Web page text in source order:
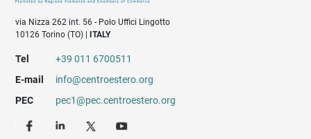
via Nizza 262 int. 56 - Polo Uffici Lingotto
10126 Torino (TO) |
ITALY
Tel
+39 011 6700511
E-mail
info@centroestero.org
PEC
pec1@pec.centroestero.org